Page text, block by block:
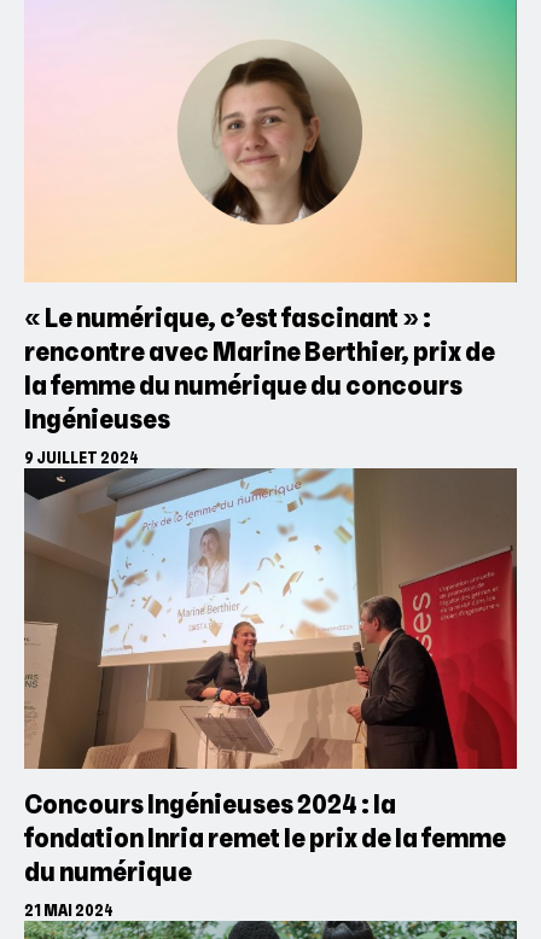
« Le numérique, c’est fascinant » :
rencontre avec Marine Berthier, prix de
la femme du numérique du concours
Ingénieuses
9 JUILLET 2024
Concours Ingénieuses 2024 : la
fondation Inria remet le prix de la femme
du numérique
21 MAI 2024